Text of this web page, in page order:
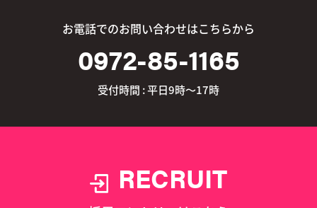
お電話でのお問い合わせはこちらから
0972-85-1165
受付時間 : 平日9時～17時
RECRUIT